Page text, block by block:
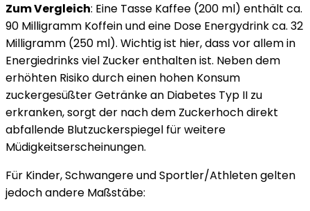
Zum Vergleich: Eine Tasse Kaffee (200 ml) enthält ca.
90 Milligramm Koffein und eine Dose Energydrink ca. 32
Milligramm (250 ml). Wichtig ist hier, dass vor allem in
Energiedrinks viel Zucker enthalten ist. Neben dem
erhöhten Risiko durch einen hohen Konsum
zuckergesüßter Getränke an Diabetes Typ II zu
erkranken, sorgt der nach dem Zuckerhoch direkt
abfallende Blutzuckerspiegel für weitere
Müdigkeitserscheinungen.
Für Kinder, Schwangere und Sportler/Athleten gelten
jedoch andere Maßstäbe: